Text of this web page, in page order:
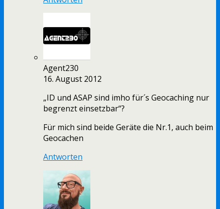
Agent230
16. August 2012
„ID und ASAP sind imho für´s Geocaching nur
begrenzt einsetzbar“?
Für mich sind beide Geräte die Nr.1, auch beim
Geocachen
Antworten